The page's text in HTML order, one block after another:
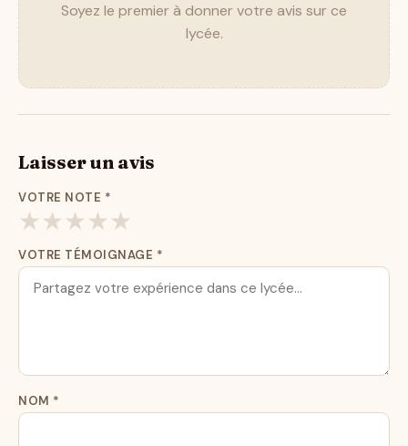
Soyez le premier à donner votre avis sur ce
lycée.
Laisser un avis
VOTRE NOTE *
★★★★★
VOTRE TÉMOIGNAGE *
NOM *